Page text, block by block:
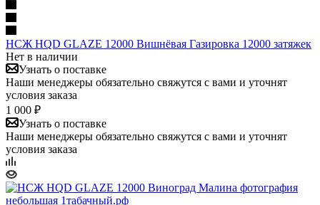
НСЖ HQD GLAZE 12000 Вишнёвая Газировка 12000 затяжек
Нет в наличии
Узнать о поставке
Наши менеджеры обязательно свяжутся с вами и уточнят
условия заказа
1 000 ₽
Узнать о поставке
Наши менеджеры обязательно свяжутся с вами и уточнят
условия заказа